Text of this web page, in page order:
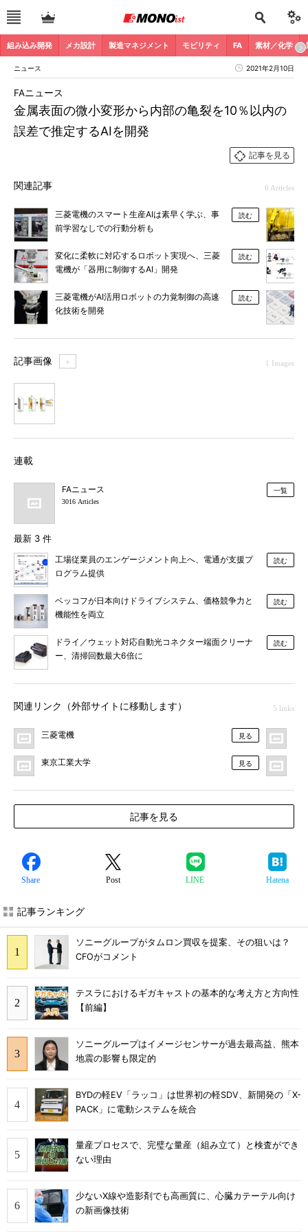
組み込み開発 メカ設計 製造マネジメント モビリティ FA 素材／化学
ニュース 2021年2月10日
金属表面の微小変形から内部の亀裂を10％以内の
誤差で推定するAIを開発
FAニュース
記事を見る
関連記事 6 Articles
三菱電機のスマート生産AIは素早く学ぶ、事
前学習なしでの行動分析も
読む
変化に柔軟に対応するロボット実現へ、三菱
電機が「器用に制御するAI」開発
読む
三菱電機がAI活用ロボットの力覚制御の高速
化技術を開発
読む
記事画像 ＋ 1 Images
連載
FAニュース
3016 Articles
一覧
最新 3 件
工場従業員のエンゲージメント向上へ、電通が支援プ
ログラム提供
読む
ベッコフが日本向けドライブシステム、価格競争力と
機能性を両立
読む
ドライ／ウェット対応自動光コネクター端面クリーナ
ー、清掃回数最大6倍に
読む
関連リンク（外部サイトに移動します） 5 links
三菱電機 見る
東京工業大学 見る
記事を見る
Share Post LINE Hatena
記事ランキング
ソニーグループがタムロン買収を提案、その狙いは？
CFOがコメント
テスラにおけるギガキャストの基本的な考え方と方向性
【前編】
ソニーグループはイメージセンサーが過去最高益、熊本
地震の影響も限定的
BYDの軽EV「ラッコ」は世界初の軽SDV、新開発の「X-
PACK」に電動システムを統合
量産プロセスで、完璧な量産（組み立て）と検査ができ
ない理由
少ないX線や造影剤でも高画質に、心臓カテーテル向け
の新画像技術